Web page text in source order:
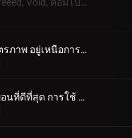
ตอนที่ 33 มิตรภาพ อยู่เหนือการควบคุม เข็มขัดที่ถูกทิ้งไว้ข้างหลัง
ตอนที่ 34 เพื่อนที่ดีที่สุด การใช้ ความสัมพันธ์นั้น